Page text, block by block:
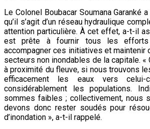
Le Colonel Boubacar Soumana Garanké
qu’il s’agit d’un réseau hydraulique
attention particulière. À cet effet, a-t-il
est prête à fournir tous les efforts
accompagner ces initiatives et maintenir
secteurs non inondables de la capitale.
à proximité du fleuve, si nous trouvons
efficacement les eaux vers celui-
considérablement les populations.
sommes faibles ; collectivement, nous
devons donc rester soudés pour
d’inondation », a-t-il rappelé.